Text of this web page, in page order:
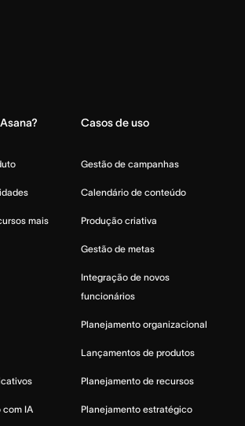
mais
com IA
Casos de uso
Gestão de campanhas
Calendário de conteúdo
Produção criativa
Gestão de metas
Integração de novos
funcionários
Planejamento organizacional
Lançamentos de produtos
Planejamento de recursos
Planejamento estratégico